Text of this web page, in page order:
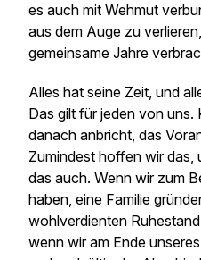
es auch mit Wehmut
aus dem Auge zu
gemeinsame Jahre
Alles hat seine Zeit, und
Das gilt für jeden von uns.
danach anbricht, das
Zumindest hoffen wir das,
das auch. Wenn wir zum
haben, eine Familie
wohlverdienten
wenn wir am Ende